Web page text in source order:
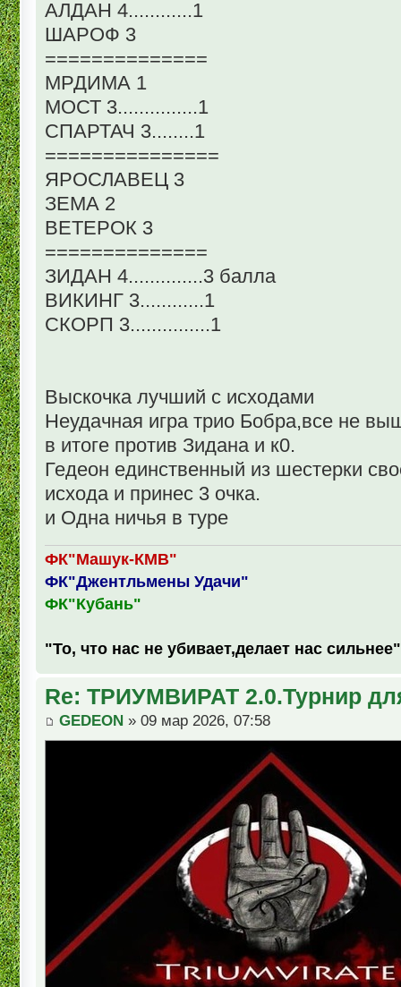
АЛДАН 4............1
ШАРОФ 3
==============
МРДИМА 1
МОСТ 3...............1
СПАРТАЧ 3........1
===============
ЯРОСЛАВЕЦ 3
ЗЕМА 2
ВЕТЕРОК 3
==============
ЗИДАН 4..............3 балла
ВИКИНГ 3............1
СКОРП 3...............1
Выскочка лучший с исходами
Неудачная игра трио Бобра,все не
в итоге против Зидана и к0.
Гедеон единственный из шестерки
исхода и принес 3 очка.
и Одна ничья в туре
ФК"Машук-КМВ"
ФК"Джентльмены Удачи"
ФК"Кубань"
"То, что нас не убивает,делает нас сильнее"
Re: ТРИУМВИРАТ 2.0.Турнир
GEDEON » 09 мар 2026, 07:58